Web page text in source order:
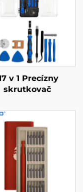
v 1 Precízny
skrutkovač